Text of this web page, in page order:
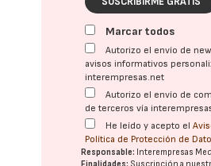
Marcar todos
Autorizo el envío de
avisos informativos
interempresas.net
Autorizo el envío de
de terceros vía
He leído y acepto el
Política de Protección de
Responsable: Interempresas